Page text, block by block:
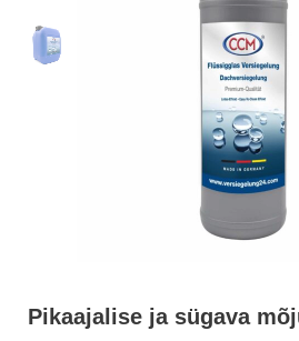
Pikaajalise ja sügava